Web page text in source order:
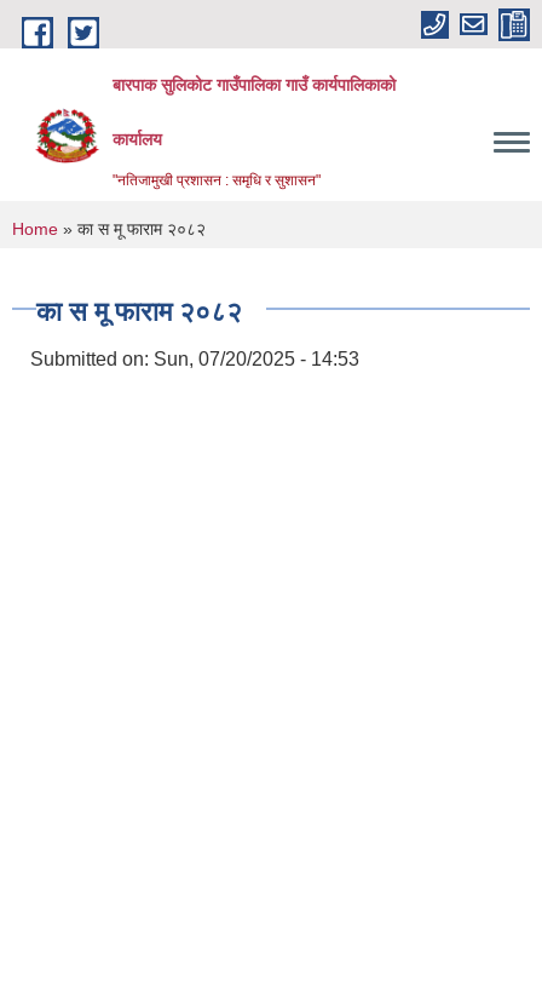
Skip to main content
बारपाक सुलिकोट गाउँपालिका गाउँ कार्यपालिकाको
कार्यालय
"नतिजामुखी प्रशासन : समृधि र सुशासन"
You are here
Home » का स मू फाराम २०८२
का स मू फाराम २०८२
Submitted on: Sun, 07/20/2025 - 14:53